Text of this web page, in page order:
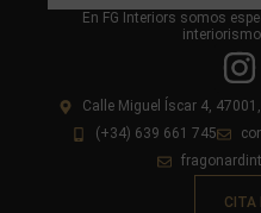
En FG Interiors somos
Calle Miguel Íscar 4,
(+34) 639 661 745
CITA